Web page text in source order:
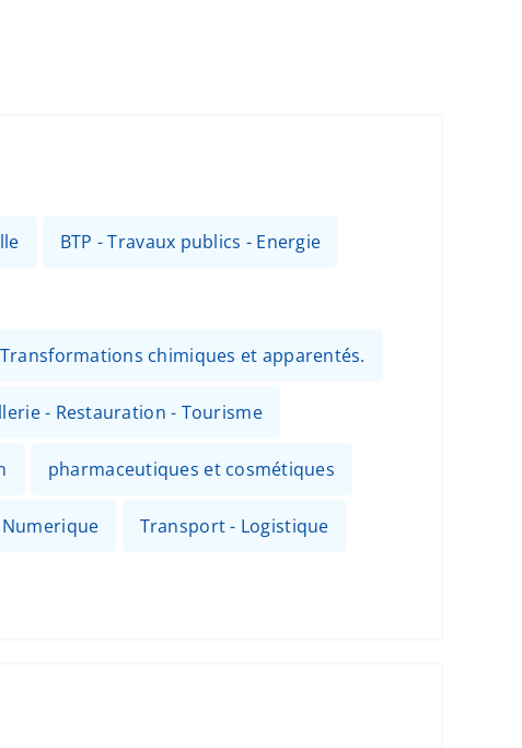
BTP - Travaux publics - Energie
chimiques et apparentés.
- Restauration - Tourisme
pharmaceutiques et cosmétiques
Numerique Transport - Logistique